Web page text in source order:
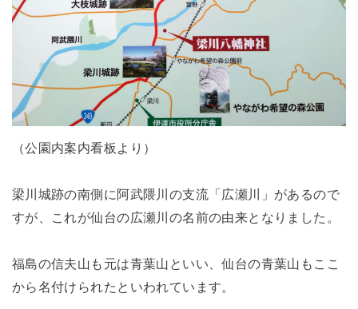
（公園内案内看板より）
梁川城跡の南側に阿武隈川の支流「広瀬川」があるので
すが、これが仙台の広瀬川の名前の由来となりました。
福島の信夫山も元は青葉山といい、仙台の青葉山もここ
から名付けられたといわれています。